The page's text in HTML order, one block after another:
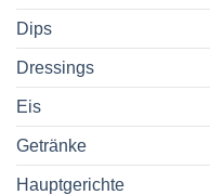
Dips
Dressings
Eis
Getränke
Hauptgerichte